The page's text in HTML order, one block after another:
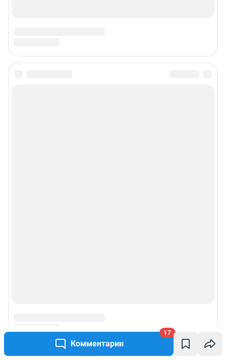
Комментарии
17